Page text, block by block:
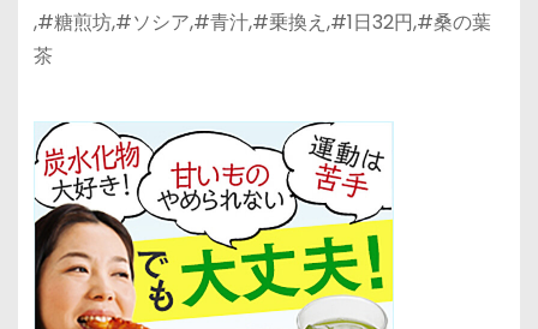
,#糖煎坊,#ソシア,#青汁,#乗換え,#1日32円,#桑の葉
茶